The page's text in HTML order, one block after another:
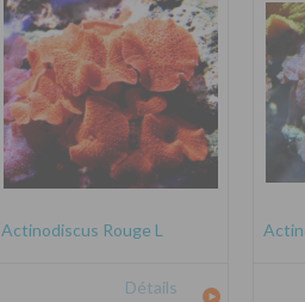
Actinodiscus Rouge L
Détails